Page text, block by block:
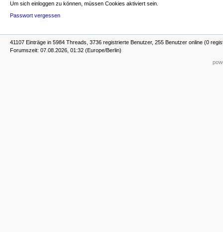
Um sich einloggen zu können, müssen Cookies aktiviert sein.
Passwort vergessen
41107 Einträge in 5984 Threads, 3736 registrierte Benutzer, 255 Benutzer online (0
Forumszeit: 07.08.2026, 01:32 (Europe/Berlin)